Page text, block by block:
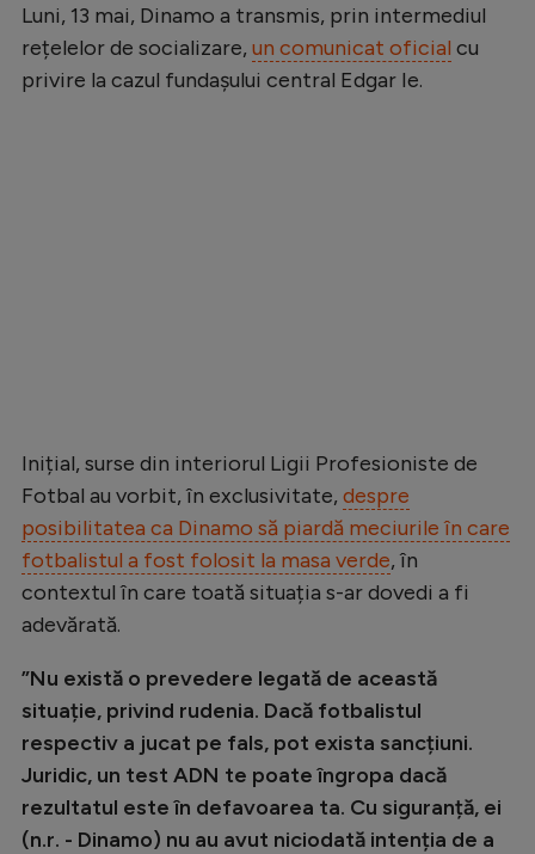
Luni, 13 mai, Dinamo a transmis, prin intermediul
rețelelor de socializare, un comunicat oficial cu
privire la cazul fundașului central Edgar Ie.
Inițial, surse din interiorul Ligii Profesioniste de
Fotbal au vorbit, în exclusivitate, despre
posibilitatea ca Dinamo să piardă meciurile în care
fotbalistul a fost folosit la masa verde, în
contextul în care toată situația s-ar dovedi a fi
adevărată.
”Nu există o prevedere legată de această
situație, privind rudenia. Dacă fotbalistul
respectiv a jucat pe fals, pot exista sancțiuni.
Juridic, un test ADN te poate îngropa dacă
rezultatul este în defavoarea ta. Cu siguranță, ei
(n.r. - Dinamo) nu au avut niciodată intenția de a